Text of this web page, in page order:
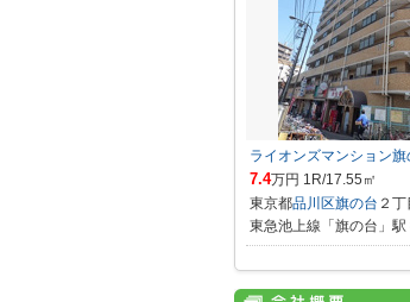
ライオンズマンション旗
7.4万円 1R/17.55㎡
東京都品川区旗の台 ２丁
東急池上線「旗の台」駅